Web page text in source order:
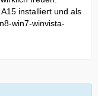
installiert und als
win7-winvista-